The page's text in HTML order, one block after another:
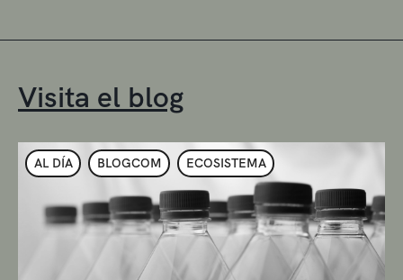
Visita el blog
AL DÍA BLOGCOM ECOSISTEMA